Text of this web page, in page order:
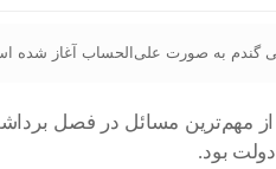
گندم به صورت علی‌الحساب آغاز شده
از مهم‌ترین مسائل در فصل
بود.